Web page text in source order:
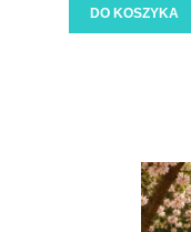
DO KOSZYKA